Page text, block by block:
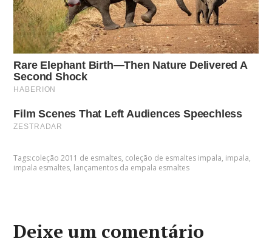
Tags:coleção 2011 de esmaltes, coleção de esmaltes impala, impala,
impala esmaltes, lançamentos da empala esmaltes
Deixe um comentário